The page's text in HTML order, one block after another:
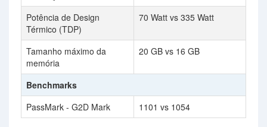
Potência de Design
Térmico (TDP)
70 Watt vs 335 Watt
Tamanho máximo da
memória
20 GB vs 16 GB
Benchmarks
PassMark - G2D Mark
1101 vs 1054